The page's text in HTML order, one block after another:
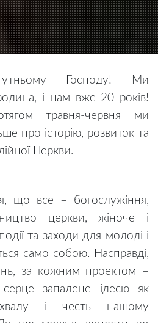
Господу! Ми
і нам вже 20 років!
травня-червня ми
про історію, розвиток та
Церкви.
що все – богослужіння,
церкви, жіноче і
та заходи для молоді і
само собою. Насправді,
за кожним проектом –
запалене ідеєю як
і честь нашому